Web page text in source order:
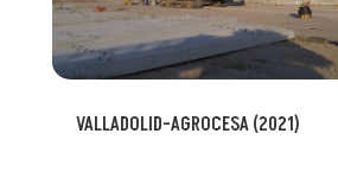
VALLADOLID-AGROCESA (2021)